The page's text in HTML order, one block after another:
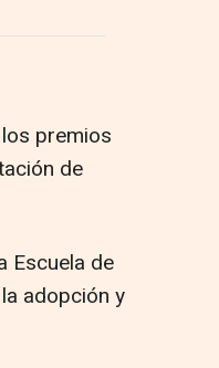
premios
de
Escuela de
adopción y